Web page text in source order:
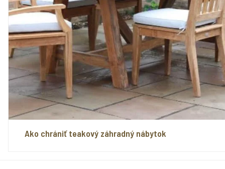
Ako chrániť teakový záhradný nábytok